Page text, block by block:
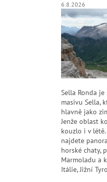
6.8.2026
Sella Ronda
masivu Sella,
hlavně jako
Jenže oblast
kouzlo i v
najdete
horské chaty,
Marmoladu a
Itálie, Jižní